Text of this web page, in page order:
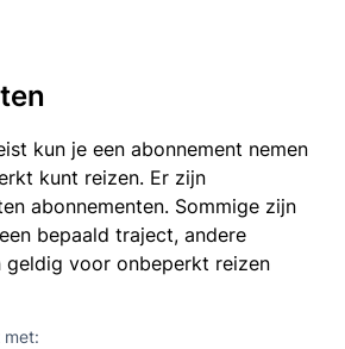
kun je een abonnement nemen
kunt reizen. Er zijn
abonnementen. Sommige zijn
bepaald traject, andere
geldig voor onbeperkt reizen
met: